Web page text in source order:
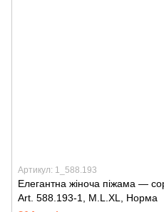
Артикул: 1_588.193
Елегантна жіноча піжама —
Art. 588.193-1, M.L.XL, Норма